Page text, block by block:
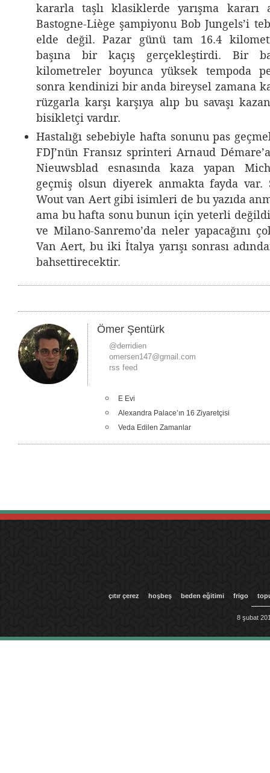
kararla taşlı klasiklerde yarışma kararı
Bastogne-Liège şampiyonu Bob Jungels’i
elde değil. Pazar günü tam 16.4
başına bir kaçış gerçekleştirdi. Bir
kilometreler boyunca yüksek tempoda
sonra kendinizi bir anda bireysel zamana
rüzgarla karşı karşıya alıp bu savaşı
bisikletçi vardır.
Hastalığı sebebiyle hafta sonunu pas
FDJ’nün Fransız sprinteri Arnaud
Nieuwsblad esnasında kaza yapan
geçmiş olsun diyerek anmakta fayda var.
Wout van Aert gibi isimleri de bu yazıda
ama bu hafta sonu bunun için yeterli
ve Milano-Sanremo’da neler yapacağını
Van Aert, bu iki İtalya yarışı sonrası
bahsettirecektir.
Ömer Şentürk
@derridien
omersen147@gmail.com
rss feed
E Evi
Alexandra Palace’ın 16 Ziyaretçisi
Veda Edilen Zamanlar
çıtır çerez hoşbeş beden eğitimi frigo
8 şubat